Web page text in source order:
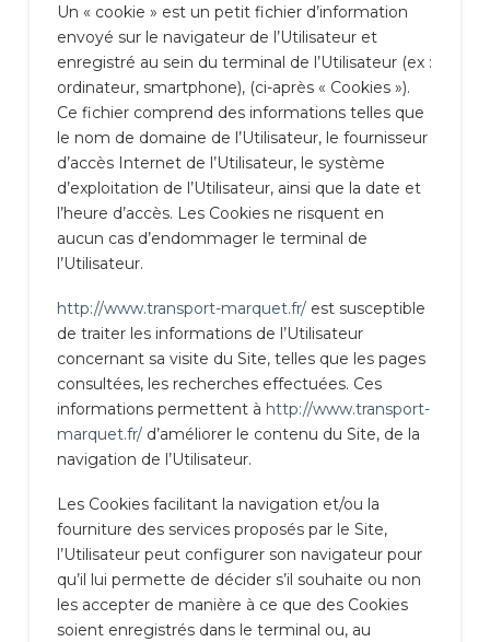
Un « cookie » est un petit fichier d’information
envoyé sur le navigateur de l’Utilisateur et
enregistré au sein du terminal de l’Utilisateur (ex :
ordinateur, smartphone), (ci-après « Cookies »).
Ce fichier comprend des informations telles que
le nom de domaine de l’Utilisateur, le fournisseur
d’accès Internet de l’Utilisateur, le système
d’exploitation de l’Utilisateur, ainsi que la date et
l’heure d’accès. Les Cookies ne risquent en
aucun cas d’endommager le terminal de
l’Utilisateur.
http://www.transport-marquet.fr/est susceptible
de traiter les informations de l’Utilisateur
concernant sa visite du Site, telles que les pages
consultées, les recherches effectuées. Ces
informations permettent à http://www.transport-
marquet.fr/d’améliorer le contenu du Site, de la
navigation de l’Utilisateur.
Les Cookies facilitant la navigation et/ou la
fourniture des services proposés par le Site,
l’Utilisateur peut configurer son navigateur pour
qu’il lui permette de décider s’il souhaite ou non
les accepter de manière à ce que des Cookies
soient enregistrés dans le terminal ou, au